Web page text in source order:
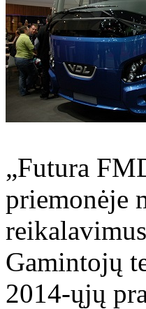
„Futura
priemonėje
Gamintojų
2014-ųjų